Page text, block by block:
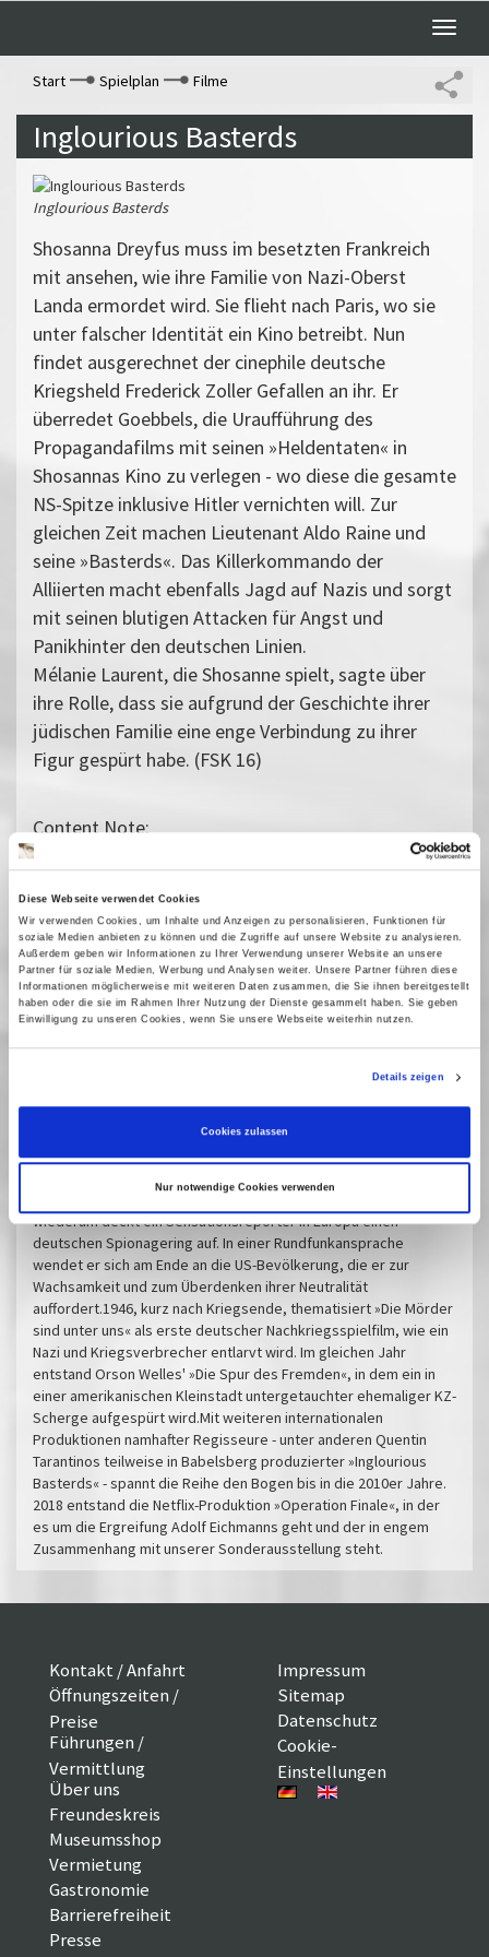
Diese Webseite verwendet Cookies
Wir verwenden Cookies, um Inhalte und Anzeigen zu personalisieren, Funktionen für
soziale Medien anbieten zu können und die Zugriffe auf unsere Website zu analysieren.
Außerdem geben wir Informationen zu Ihrer Verwendung unserer Website an unsere
Partner für soziale Medien, Werbung und Analysen weiter. Unsere Partner führen diese
Informationen möglicherweise mit weiteren Daten zusammen, die Sie ihnen bereitgestellt
haben oder die sie im Rahmen Ihrer Nutzung der Dienste gesammelt haben. Sie geben
Einwilligung zu unseren Cookies, wenn Sie unsere Webseite weiterhin nutzen.
Details zeigen
Cookies zulassen
Nur notwendige Cookies verwenden
Toggle
Start
Spielplan Filme
Inglourious Basterds
Inglourious Basterds
Shosanna Dreyfus muss im besetzten Frankreich
mit ansehen, wie ihre Familie von Nazi-Oberst
Landa ermordet wird. Sie flieht nach Paris, wo sie
unter falscher Identität ein Kino betreibt. Nun
findet ausgerechnet der cinephile deutsche
Kriegsheld Frederick Zoller Gefallen an ihr. Er
überredet Goebbels, die Uraufführung des
Propagandafilms mit seinen »Heldentaten« in
Shosannas Kino zu verlegen - wo diese die gesamte
NS-Spitze inklusive Hitler vernichten will. Zur
gleichen Zeit machen Lieutenant Aldo Raine und
seine »Basterds«. Das Killerkommando der
Alliierten macht ebenfalls Jagd auf Nazis und sorgt
mit seinen blutigen Attacken für Angst und
Panikhinter den deutschen Linien.
Mélanie Laurent, die Shosanne spielt, sagte über
ihre Rolle, dass sie aufgrund der Geschichte ihrer
jüdischen Familie eine enge Verbindung zu ihrer
Figur gespürt habe. (FSK 16)
Content Note:
Enthält brutale Gewaltdarstellungen
Vergangene Vorstellungen
23 August 2025| 20:00
How to catch a Nazi -
Sommerfilmreihe
Spielfilme, die thematisieren, wie Nazis gejagt und ergriffen
werden:Hollywood widmete sich diesem Thema schon ab 1939.
In »Ich war ein Spion der Nazis« über einen NS-Spionagering in
Alfred Hitchcocks »Der Auslandskorrespondent« (1940)
wiederum deckt ein Sensationsreporter in Europa einen
deutschen Spionagering auf. In einer Rundfunkansprache
wendet er sich am Ende an die US-Bevölkerung, die er zur
Wachsamkeit und zum Überdenken ihrer Neutralität
auffordert.1946, kurz nach Kriegsende, thematisiert »Die Mörder
sind unter uns« als erste deutscher Nachkriegsspielfilm, wie ein
Nazi und Kriegsverbrecher entlarvt wird. Im gleichen Jahr
entstand Orson Welles' »Die Spur des Fremden«, in dem ein in
einer amerikanischen Kleinstadt untergetauchter ehemaliger KZ-
Scherge aufgespürt wird.Mit weiteren internationalen
Produktionen namhafter Regisseure - unter anderen Quentin
Tarantinos teilweise in Babelsberg produzierter »Inglourious
Basterds« - spannt die Reihe den Bogen bis in die 2010er Jahre.
2018 entstand die Netflix-Produktion »Operation Finale«, in der
es um die Ergreifung Adolf Eichmanns geht und der in engem
Zusammenhang mit unserer Sonderausstellung steht.
Kontakt / Anfahrt
Öffnungszeiten /
Preise
Führungen /
Vermittlung
Über uns
Freundeskreis
Museumsshop
Vermietung
Gastronomie
Barrierefreiheit
Presse
Impressum
Sitemap
Datenschutz
Cookie-
Einstellungen